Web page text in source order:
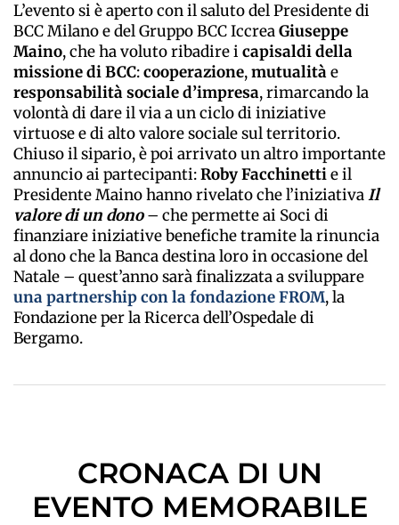
L’evento si è aperto con il saluto del Presidente di
BCC Milano e del Gruppo BCC IccreaGiuseppe
Maino, che ha voluto ribadire i capisaldi della
missione di BCC:cooperazione,mutualitàe
responsabilitàsocialed’impresa, rimarcando la
volontà di dare il via a un ciclo di iniziative
virtuose e di alto valore sociale sul territorio.
Chiuso il sipario, è poi arrivato un altro importante
annuncio ai partecipanti:RobyFacchinettie il
Presidente Maino hanno rivelato che l’iniziativaIl
valore di un dono– che permette ai Soci di
finanziare iniziative benefiche tramite la rinuncia
al dono che la Banca destina loro in occasione del
Natale – quest’anno sarà finalizzata a sviluppare
una partnership con la fondazioneFROM, la
Fondazione per la Ricerca dell’Ospedale di
Bergamo.
CRONACA DI UN
EVENTO MEMORABILE